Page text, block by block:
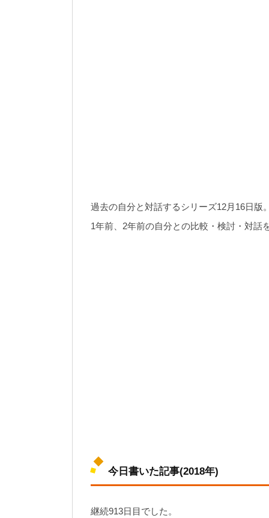
過去の自分と対話するシリーズ12月16日版
1年前、2年前の自分との比較・検討・対話
今日書いた記事(2018年)
継続913日目でした。